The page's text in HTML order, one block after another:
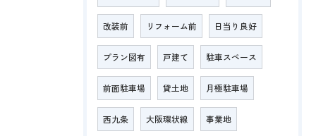
改装前 リフォーム前 日当り良好
プラン図有 戸建て 駐車スペース
前面駐車場 貸土地 月極駐車場
西九条 大阪環状線 事業地